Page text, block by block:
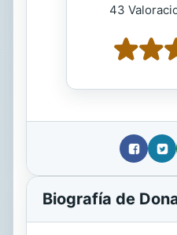
43
Biografía de